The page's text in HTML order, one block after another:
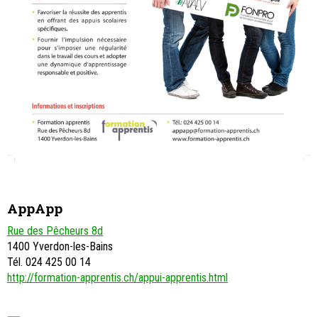
AppApp
Rue des Pêcheurs 8d
1400 Yverdon-les-Bains
Tél. 024 425 00 14
http://formation-apprentis.ch/appui-apprentis.html